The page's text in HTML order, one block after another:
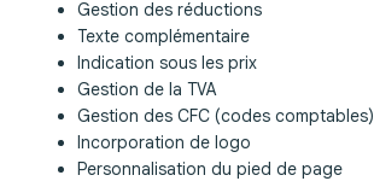
Gestion des réductions
Texte complémentaire
Indication sous les prix
Gestion de la TVA
Gestion des CFC (codes comptables)
Incorporation de logo
Personnalisation du pied de page